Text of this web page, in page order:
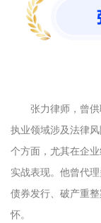
张力律师，曾
执业领域涉及法律
个方面，尤其在企
实战表现。他曾代
债券发行、破产重
怀。